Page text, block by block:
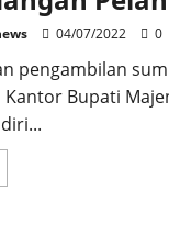
04/07/2022 0
pengambilan
Bupati